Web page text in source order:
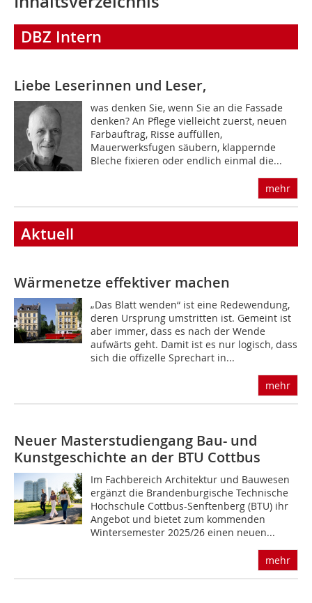
DBZ Intern
Liebe Leserinnen und Leser,
was denken Sie, wenn Sie an die Fassade
denken? An Pflege vielleicht zuerst, neuen
Farbauftrag, Risse auffüllen,
Mauerwerksfugen säubern, klappernde
Bleche fixieren oder endlich einmal die...
mehr
Aktuell
Wärmenetze effektiver machen
„Das Blatt wenden“ ist eine Redewendung,
deren Ursprung umstritten ist. Gemeint ist
aber immer, dass es nach der Wende
aufwärts geht. Damit ist es nur logisch, dass
sich die offizelle Sprechart in...
mehr
Neuer Masterstudiengang Bau- und
Kunstgeschichte an der BTU Cottbus
Im Fachbereich Architektur und Bauwesen
ergänzt die Brandenburgische Technische
Hochschule Cottbus-Senftenberg (BTU) ihr
Angebot und bietet zum kommenden
Wintersemester 2025/26 einen neuen...
mehr